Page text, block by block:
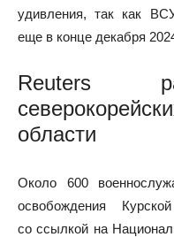
удивления, так как
еще в конце декабря
Reuters
области
Около 600
освобождения
со ссылкой на